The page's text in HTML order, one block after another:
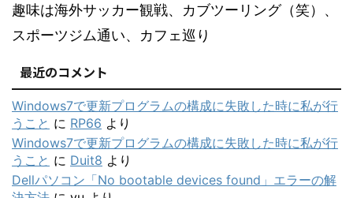
趣味は海外サッカー観戦、カブツーリング（笑）、
スポーツジム通い、カフェ巡り
最近のコメント
Windows7で更新プログラムの構成に失敗した時に私が行
うこと に RP66 より
Windows7で更新プログラムの構成に失敗した時に私が行
うこと に Duit8 より
Dellパソコン「No bootable devices found」エラーの解